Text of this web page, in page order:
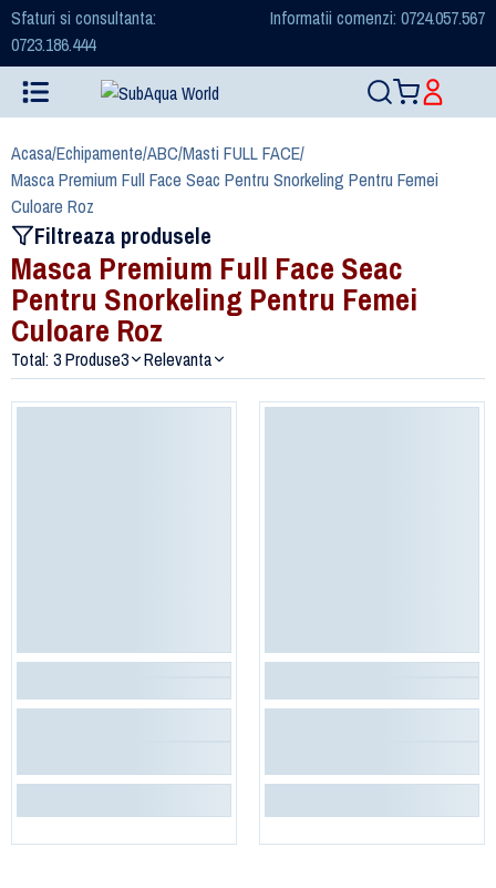
Sfaturi si consultanta:
0723.186.444
Informatii comenzi: 0724.057.567
Acasa/Echipamente/ABC/Masti FULL FACE/
Masca Premium Full Face Seac Pentru Snorkeling Pentru Femei
Culoare Roz
Filtreaza produsele
Masca Premium Full Face Seac
Pentru Snorkeling Pentru Femei
Culoare Roz
Total: 3 Produse3 Relevanta